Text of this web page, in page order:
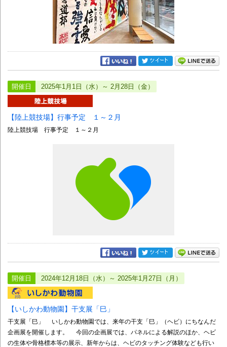
開催日 2025年1月1日（水）～ 2月28日（金）
【陸上競技場】行事予定 １～２月
陸上競技場 行事予定 １～２月
開催日 2024年12月18日（水）～ 2025年1月27日（月）
【いしかわ動物園】干支展「巳」
干支展「巳」 いしかわ動物園では、来年の干支「巳」（ヘビ）にちなんだ
企画展を開催します。 今回の企画展では、パネルによる解説のほか、ヘビ
の生体や骨格標本等の展示、新年からは、ヘビのタッチング体験なども行い